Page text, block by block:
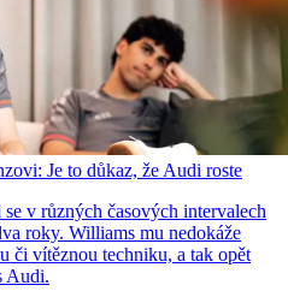
Je to důkaz, že Audi roste
v různých časových intervalech
roky. Williams mu nedokáže
či vítěznou techniku, a tak opět
Audi.